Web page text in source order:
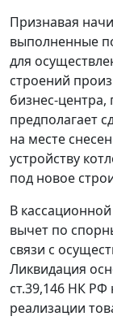
Признавая
выполненные
для
строений
бизнес-
предполагает
на месте
устройству
под новое
В
вычет по
связи с
Ликвидация
ст.39,146 НК РФ
реализации